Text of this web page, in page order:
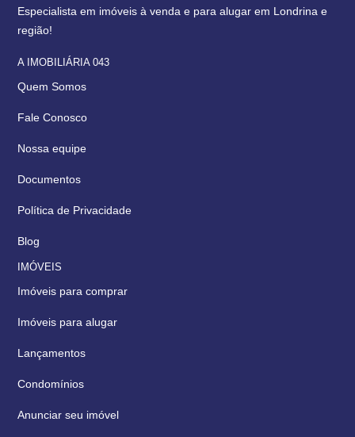
Especialista em imóveis à venda e para alugar em Londrina e
região!
A IMOBILIÁRIA 043
Quem Somos
Fale Conosco
Nossa equipe
Documentos
Política de Privacidade
Blog
IMÓVEIS
Imóveis para comprar
Imóveis para alugar
Lançamentos
Condomínios
Anunciar seu imóvel